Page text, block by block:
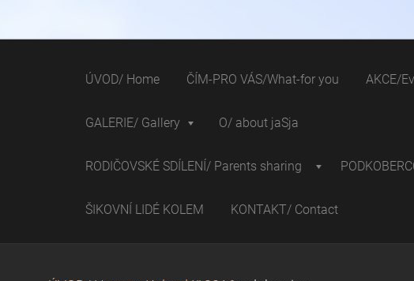
ÚVOD/ Home ČÍM-PRO VÁS/What-for you AKCE/
GALERIE/ Gallery O/ about jaSja
RODIČOVSKÉ SDÍLENÍ/ Parents sharing
ŠIKOVNÍ LIDÉ KOLEM KONTAKT/ Contact